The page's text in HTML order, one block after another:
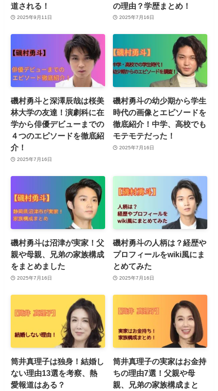
道される！
2025年9月11日
の理由？学歴まとめ！
2025年7月16日
磯村勇斗と深澤辰哉は桜美
林大学の友達！演劇科に在
学から俳優デビューまでの
４つのエピソードを徹底紹
介！
2025年7月16日
磯村勇斗の幼少期から学生
時代の画像とエピソードを
徹底紹介！中学、高校でも
モテモテだった！
2025年7月16日
磯村勇斗は沼津が実家！父
親や母親、兄弟の家族構成
をまとめました
2025年7月16日
磯村勇斗の人柄は？経歴や
プロフィールをwiki風にま
とめてみた
2025年7月16日
筒井真理子は独身！結婚し
ない理由13選を考察、熱
愛報道はある？
筒井真理子の実家はお金持
ちの理由7選！父親や母
親、兄弟の家族構成まと